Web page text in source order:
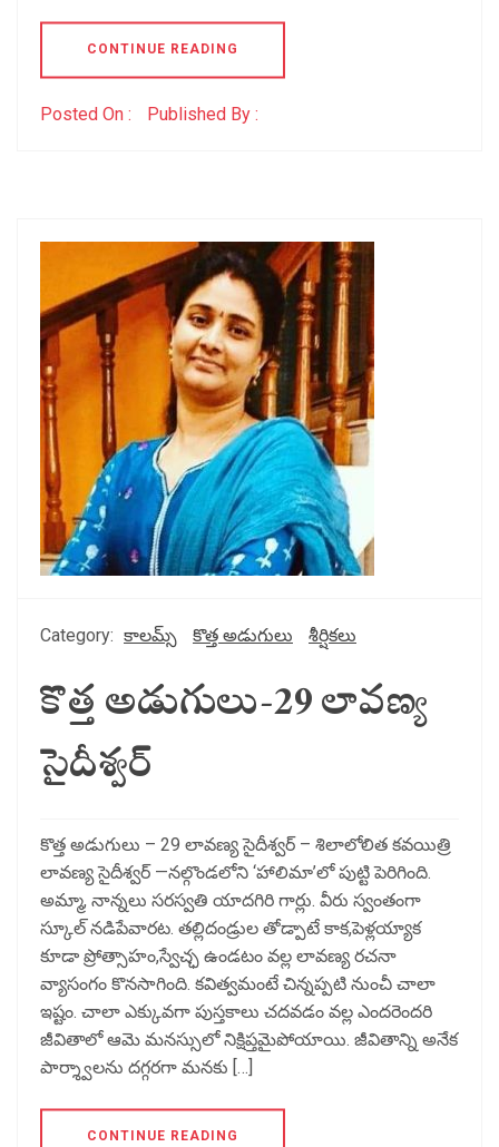
CONTINUE READING
Posted On : Published By :
Category: కాలమ్స్ కొత్త అడుగులు శీర్షికలు
కొత్త అడుగులు-29 లావణ్య
సైదీశ్వర్
కొత్త అడుగులు – 29 లావణ్య సైదీశ్వర్ – శిలాలోలిత కవయిత్రి
లావణ్య సైదీశ్వర్ —నల్గొండలోని ‘హాలిమా’లో పుట్టి పెరిగింది.
అమ్మా, నాన్నలు సరస్వతి యాదగిరి గార్లు. వీరు స్వంతంగా
స్కూల్ నడిపేవారట. తల్లిదండ్రుల తోడ్పాటే కాక,పెళ్లయ్యాక
కూడా ప్రోత్సాహం,స్వేచ్ఛ ఉండటం వల్ల లావణ్య రచనా
వ్యాసంగం కొనసాగింది. కవిత్వమంటే చిన్నప్పటి నుంచీ చాలా
ఇష్టం. చాలా ఎక్కువగా పుస్తకాలు చదవడం వల్ల ఎందరెందరి
జీవితాలో ఆమె మనస్సులో నిక్షిప్తమైపోయాయి. జీవితాన్ని అనేక
పార్శ్వాలను దగ్గరగా మనకు […]
CONTINUE READING